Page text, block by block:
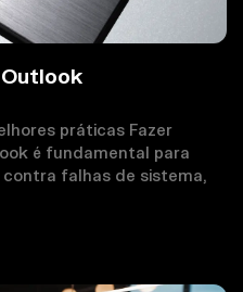
Outlook
práticas Fazer
é fundamental para
falhas de sistema,